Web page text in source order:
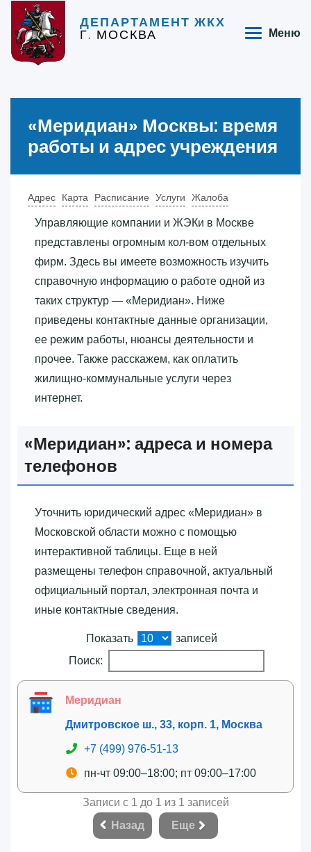
ДЕПАРТАМЕНТ ЖКХ
Г. МОСКВА Меню
«‎Меридиан»‎ Москвы: время
работы и адрес учреждения
Адрес Карта Расписание Услуги Жалоба
Управляющие компании и ЖЭКи в Москве
представлены огромным кол-вом отдельных
фирм. Здесь вы имеете возможность изучить
справочную информацию о работе одной из
таких структур — «‎Меридиан»‎. Ниже
приведены контактные данные организации,
ее режим работы, нюансы деятельности и
прочее. Также расскажем, как оплатить
жилищно-коммунальные услуги через
интернет.
«‎Меридиан»‎: адреса и номера
телефонов
Уточнить юридический адрес «‎Меридиан»‎ в
Московской области можно с помощью
интерактивной таблицы. Еще в ней
размещены телефон справочной, актуальный
официальный портал, электронная почта и
иные контактные сведения.
Показать
записей
Поиск:
Меридиан
Дмитровское ш., 33, корп. 1, Москва
+7 (499) 976-51-13
пн-чт 09:00–18:00; пт 09:00–17:00
Записи с 1 до 1 из 1 записей
Назад
Еще